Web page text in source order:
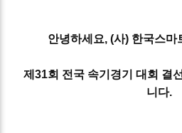
안녕하세요, (사) 한국스마
제31회 전국 속기경기 대회 결
니다.